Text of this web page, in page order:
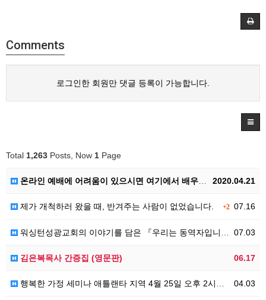
Comments
로그인한 회원만 댓글 등록이 가능합니다.
Total 1,263 Posts, Now 1 Page
2020.04.21
온라인 예배에 어려움이 있으시면 여기에서 배우셔요.
+207.16
제가 개척하러 왔을 때, 반겨주는 사람이 없었습니다.
07.03
워싱턴성광교회의 이야기를 담은 『우리는 동역자입니다』영문판 『The God I Met』
06.17
김은복목사 간증집 (영문판)
04.03
행복한 가정 세미나 애틀랜타 지역 4월 25일 오후 2시부터